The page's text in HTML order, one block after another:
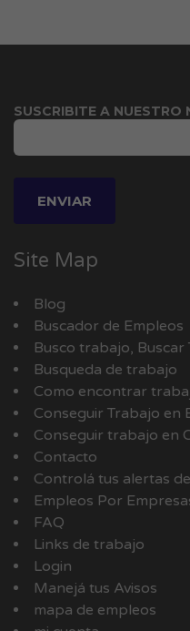
SUSCRIBITE A NUESTRO
Site Map
Blog
Buscador de Empleos
Busco trabajo,
Busqueda de trabajo
Como encontrar
Conseguir Trabajo en
Conseguir trabajo en
Contacto
Controlá tus alertas
Empleos Por
FAQ
Links de trabajo
Login
Manejá tus Avisos
mapa de empleos